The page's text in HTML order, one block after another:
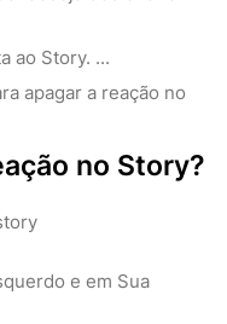
ao Story. ...
apagar a reação no
no Story?
e em Sua